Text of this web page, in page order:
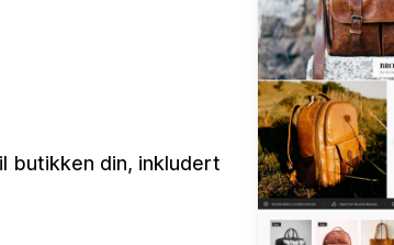
butikken din, inkludert